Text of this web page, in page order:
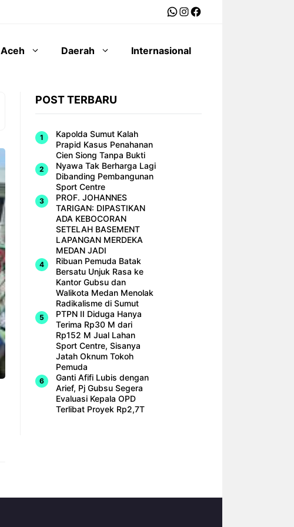
WhatsApp
Instagram
Facebook
Aceh Daerah Internasional
POST TERBARU
Kapolda Sumut Kalah
Prapid Kasus Penahanan
Cien Siong Tanpa Bukti
Nyawa Tak Berharga Lagi
Dibanding Pembangunan
Sport Centre
PROF. JOHANNES
TARIGAN: DIPASTIKAN
ADA KEBOCORAN
SETELAH BASEMENT
LAPANGAN MERDEKA
MEDAN JADI
Ribuan Pemuda Batak
Bersatu Unjuk Rasa ke
Kantor Gubsu dan
Walikota Medan Menolak
Radikalisme di Sumut
PTPN II Diduga Hanya
Terima Rp30 M dari
Rp152 M Jual Lahan
Sport Centre, Sisanya
Jatah Oknum Tokoh
Pemuda
Ganti Afifi Lubis dengan
Arief, Pj Gubsu Segera
Evaluasi Kepala OPD
Terlibat Proyek Rp2,7T